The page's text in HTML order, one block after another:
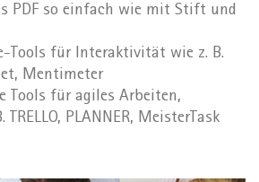
PDF so einfach wie mit Stift und
Tools für Interaktivität wie z. B.
Mentimeter
Tools für agiles Arbeiten,
TRELLO, PLANNER, MeisterTask